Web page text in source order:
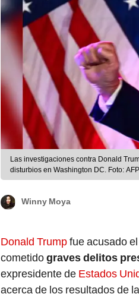
Las investigaciones contra Donald
disturbios en Washington DC. Foto: AFP
Winny Moya
Donald Trumpfue acusado
cometidograves delitos
expresidente de Estados
acerca de los resultados de